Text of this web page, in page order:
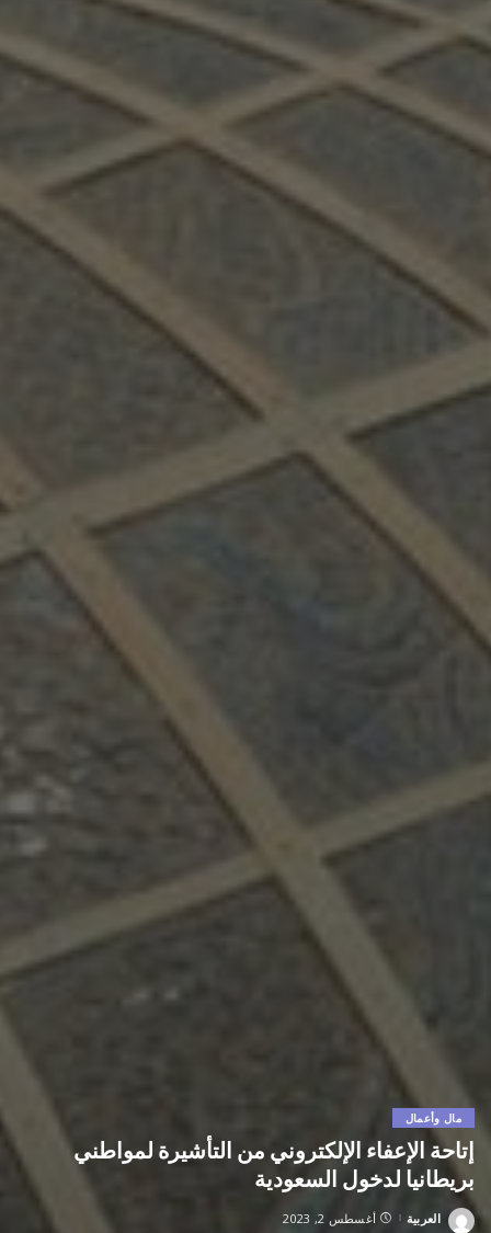
مال وأعمال
إتاحة الإعفاء الإلكتروني من التأشيرة لمواطني
بريطانيا لدخول السعودية
Posted
العربية أغسطس 2, 2023